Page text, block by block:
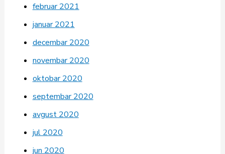
februar 2021
januar 2021
decembar 2020
novembar 2020
oktobar 2020
septembar 2020
avgust 2020
jul 2020
jun 2020